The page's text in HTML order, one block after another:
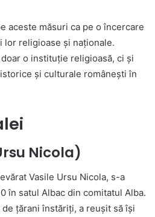
aceste măsuri ca pe o încercare
religioase și naționale.
o instituție religioasă, ci și
și culturale românești în
Nicola)
Vasile Ursu Nicola, s-a
în satul Albac din comitatul Alba.
țărani înstăriți, a reușit să își